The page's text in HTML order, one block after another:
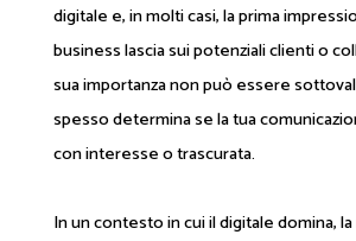
digitale e, in molti casi, la prima
business lascia sui potenziali clienti o
sua importanza non può essere
spesso determina se la tua
con interesse o trascurata.
In un contesto in cui il digitale domina,